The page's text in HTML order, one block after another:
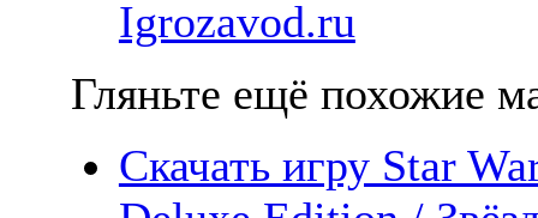
Igrozavod.ru
Гляньте ещё похожие
Скачать игру Star